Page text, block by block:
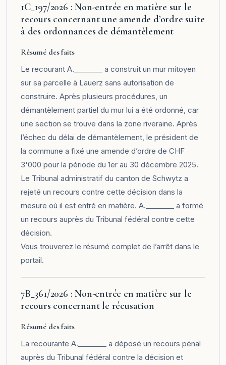
1C_197/2026 : Non-entrée en matière sur le
recours concernant une amende d’ordre suite
à des ordonnances de démantèlement
Résumé des faits
Le recourant A.________ a construit un mur mitoyen
sur sa parcelle à Lauerz sans autorisation de
construire. Après plusieurs procédures, un
démantèlement partiel du mur lui a été ordonné, car
une section se trouve dans la zone riveraine. Après
l’échec du délai de démantèlement, le président de
la commune a fixé une amende d’ordre de CHF
3'000 pour la période du 1er au 30 décembre 2025.
Le Tribunal administratif du canton de Schwytz a
rejeté un recours contre cette décision dans la
mesure où il est entré en matière. A.________ a formé
un recours auprès du Tribunal fédéral contre cette
décision.
Vous trouverez le résumé complet de l’arrêt dans le
portail.
7B_361/2026 : Non-entrée en matière sur le
recours concernant le récusation
Résumé des faits
La recourante A.________ a déposé un recours pénal
auprès du Tribunal fédéral contre la décision et